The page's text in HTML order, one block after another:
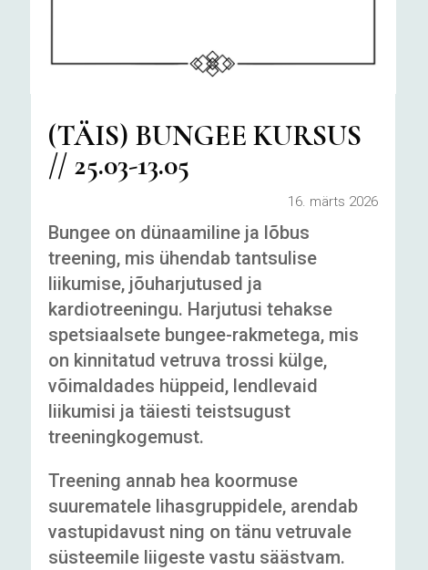
(TÄIS) BUNGEE KURSUS
// 25.03-13.05
16. märts 2026
Bungee on dünaamiline ja lõbus
treening, mis ühendab tantsulise
liikumise, jõuharjutused ja
kardiotreeningu. Harjutusi tehakse
spetsiaalsete bungee-rakmetega, mis
on kinnitatud vetruva trossi külge,
võimaldades hüppeid, lendlevaid
liikumisi ja täiesti teistsugust
treeningkogemust.
Treening annab hea koormuse
suurematele lihasgruppidele, arendab
vastupidavust ning on tänu vetruvale
süsteemile liigeste vastu säästvam.